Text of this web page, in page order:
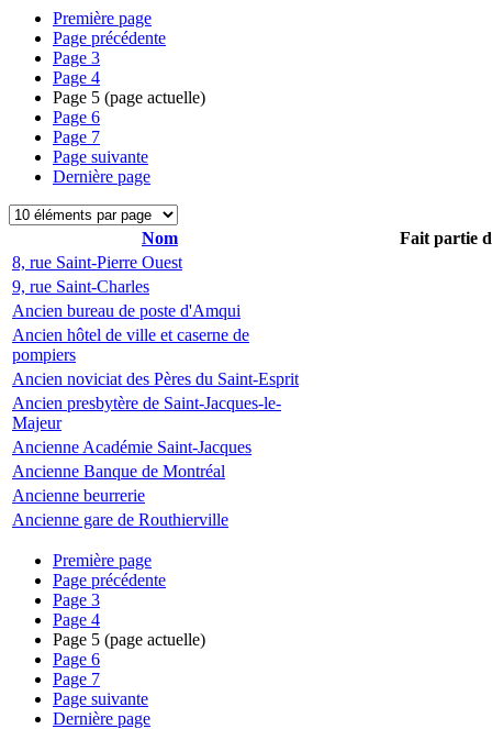
Première page
Page précédente
Page 3
Page 4
Page 5 (page actuelle)
Page 6
Page 7
Page suivante
Dernière page
Nom
Fait partie
8, rue Saint-Pierre Ouest
9, rue Saint-Charles
Ancien bureau de poste d'Amqui
Ancien hôtel de ville et caserne de
pompiers
Ancien noviciat des Pères du Saint-Esprit
Ancien presbytère de Saint-Jacques-le-
Majeur
Ancienne Académie Saint-Jacques
Ancienne Banque de Montréal
Ancienne beurrerie
Ancienne gare de Routhierville
Première page
Page précédente
Page 3
Page 4
Page 5 (page actuelle)
Page 6
Page 7
Page suivante
Dernière page